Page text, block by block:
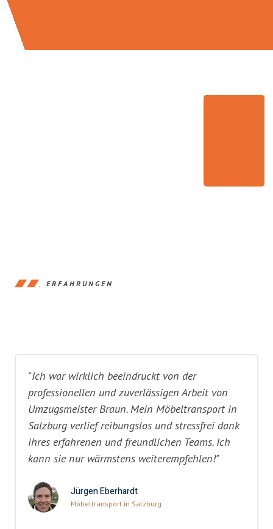
ERFAHRUNGEN
"Ich war wirklich beeindruckt von der
professionellen und zuverlässigen Arbeit von
Umzugsmeister Braun. Mein Möbeltransport in
Salzburg verlief reibungslos und stressfrei dank
ihres erfahrenen und freundlichen Teams. Ich
kann sie nur wärmstens weiterempfehlen!"
Jürgen Eberhardt
Möbeltransport in Salzburg